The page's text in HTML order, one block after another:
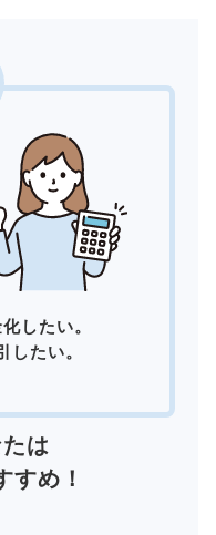
したい。
したい。
は
すめ！